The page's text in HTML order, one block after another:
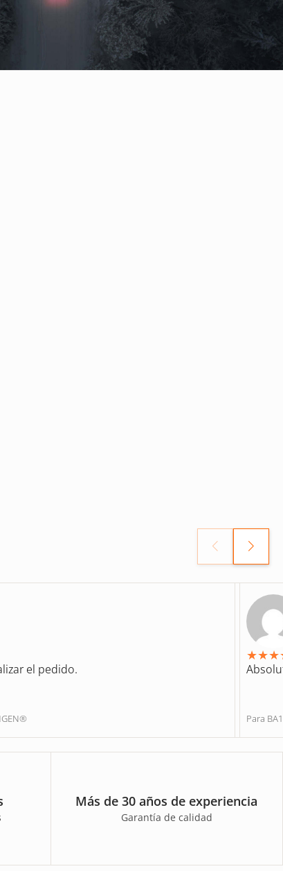
el pedido.
★★★
Para
Más de 30 años de experiencia
Garantía de calidad